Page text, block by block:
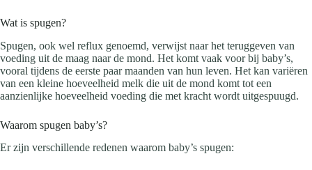
Wat is spugen?
Spugen, ook wel reflux genoemd, verwijst naar het teruggeven van
voeding uit de maag naar de mond. Het komt vaak voor bij baby’s,
vooral tijdens de eerste paar maanden van hun leven. Het kan variëren
van een kleine hoeveelheid melk die uit de mond komt tot een
aanzienlijke hoeveelheid voeding die met kracht wordt uitgespuugd.
Waarom spugen baby’s?
Er zijn verschillende redenen waarom baby’s spugen: